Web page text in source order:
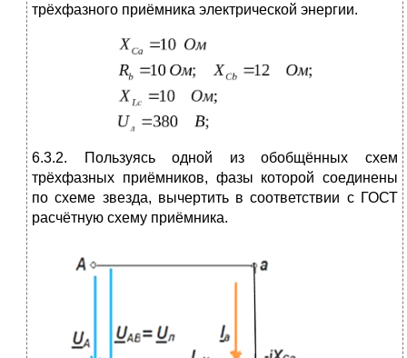
трёхфазного приёмника электрической энергии.
6.3.2. Пользуясь одной из обобщённых схем
трёхфазных приёмников, фазы которой соединены
по схеме звезда, вычертить в соответствии с ГОСТ
расчётную схему приёмника.